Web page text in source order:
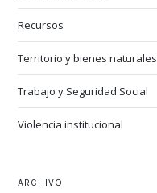
Recursos
Territorio y bienes naturales
Trabajo y Seguridad Social
Violencia institucional
ARCHIVO